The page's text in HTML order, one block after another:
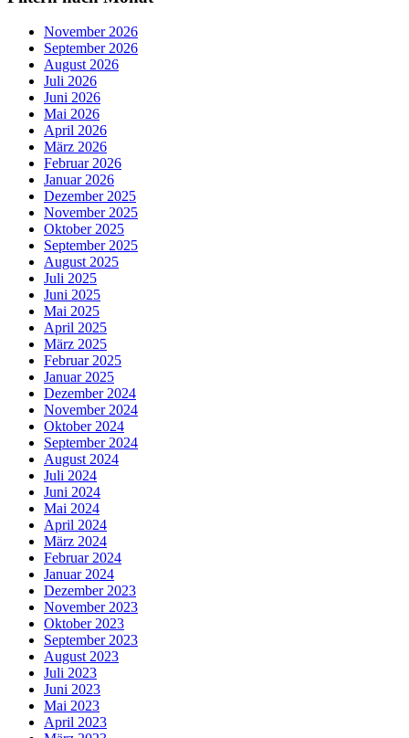
November 2026
September 2026
August 2026
Juli 2026
Juni 2026
Mai 2026
April 2026
März 2026
Februar 2026
Januar 2026
Dezember 2025
November 2025
Oktober 2025
September 2025
August 2025
Juli 2025
Juni 2025
Mai 2025
April 2025
März 2025
Februar 2025
Januar 2025
Dezember 2024
November 2024
Oktober 2024
September 2024
August 2024
Juli 2024
Juni 2024
Mai 2024
April 2024
März 2024
Februar 2024
Januar 2024
Dezember 2023
November 2023
Oktober 2023
September 2023
August 2023
Juli 2023
Juni 2023
Mai 2023
April 2023